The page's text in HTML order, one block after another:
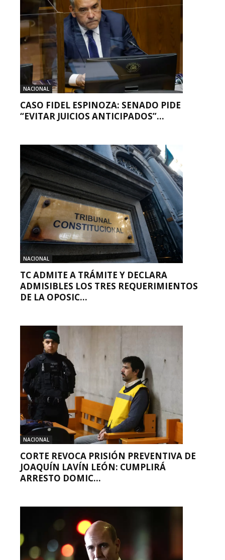
NACIONAL
CASO FIDEL ESPINOZA: SENADO PIDE
“EVITAR JUICIOS ANTICIPADOS”...
NACIONAL
TC ADMITE A TRÁMITE Y DECLARA
ADMISIBLES LOS TRES REQUERIMIENTOS
DE LA OPOSIC...
NACIONAL
CORTE REVOCA PRISIÓN PREVENTIVA DE
JOAQUÍN LAVÍN LEÓN: CUMPLIRÁ
ARRESTO DOMIC...